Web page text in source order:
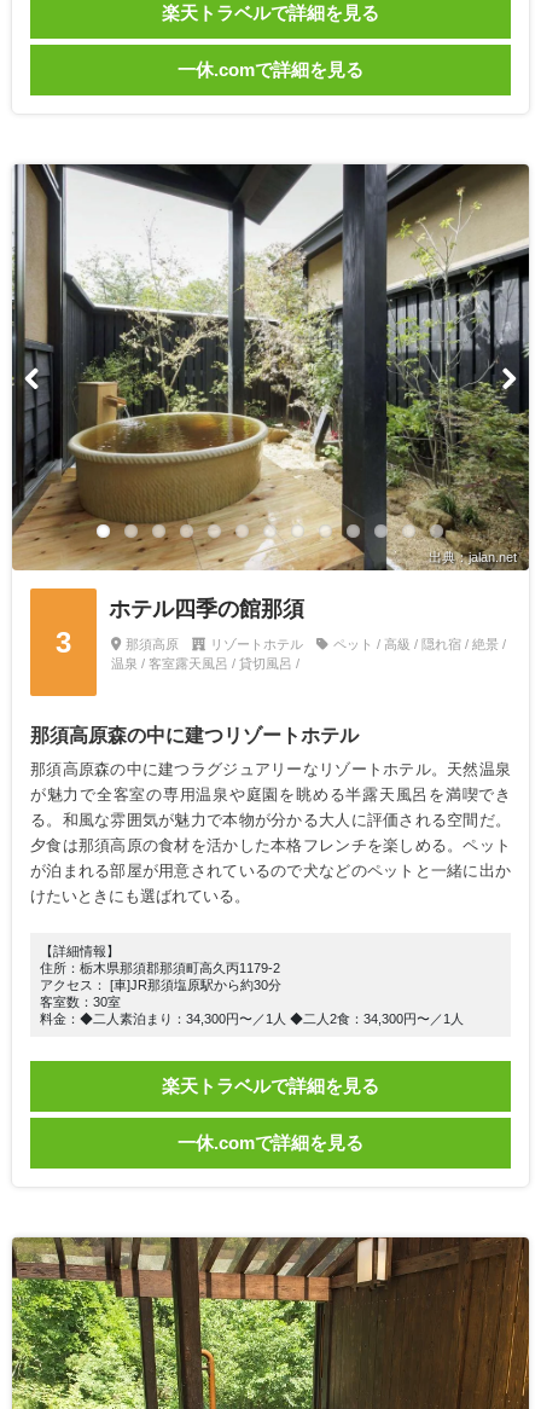
楽天トラベルで詳細を見る
一休.comで詳細を見る
出典：jalan.net
3
ホテル四季の館那須
那須高原 リゾートホテル
ペット / 高級 / 隠れ宿 / 絶景 /
温泉 / 客室露天風呂 / 貸切風呂 /
那須高原森の中に建つリゾートホテル
那須高原森の中に建つラグジュアリーなリゾートホテル。天然温泉
が魅力で全客室の専用温泉や庭園を眺める半露天風呂を満喫でき
る。和風な雰囲気が魅力で本物が分かる大人に評価される空間だ。
夕食は那須高原の食材を活かした本格フレンチを楽しめる。ペット
が泊まれる部屋が用意されているので犬などのペットと一緒に出か
けたいときにも選ばれている。
【詳細情報】
住所：栃木県那須郡那須町高久丙1179-2
アクセス： [車]JR那須塩原駅から約30分
客室数：30室
料金：◆二人素泊まり：34,300円〜／1人 ◆二人2食：34,300円〜／1人
楽天トラベルで詳細を見る
一休.comで詳細を見る